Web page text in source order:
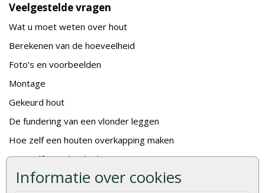
Informatie over cookies
Veelgestelde vragen
Wat u moet weten over hout
Berekenen van de hoeveelheid
Foto's en voorbeelden
Montage
Gekeurd hout
De fundering van een vlonder leggen
Hoe zelf een houten overkapping maken
Hoe zelf een vlonder leggen
Hoe betonpaal plaatsen